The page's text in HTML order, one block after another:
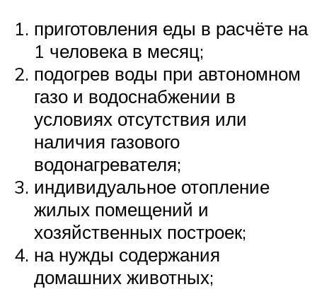
приготовления еды в расчёте на
1 человека в месяц;
подогрев воды при автономном
газо и водоснабжении в
условиях отсутствия или
наличия газового
водонагревателя;
индивидуальное отопление
жилых помещений и
хозяйственных построек;
на нужды содержания
домашних животных;